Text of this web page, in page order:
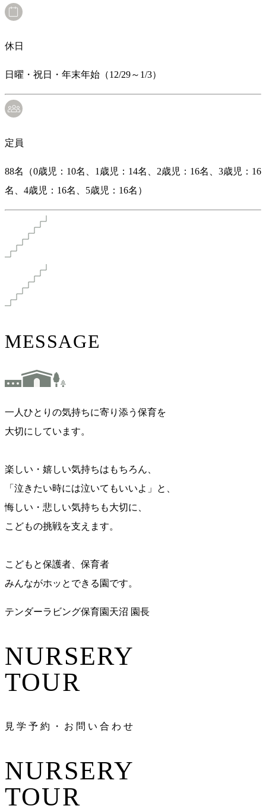
休日
日曜・祝日・年末年始（12/29～1/3）
定員
88名（0歳児：10名、1歳児：14名、2歳児：16名、3歳児：16
名、4歳児：16名、5歳児：16名）
MESSAGE
一人ひとりの気持ちに寄り添う保育を
大切にしています。
楽しい・嬉しい気持ちはもちろん、
「泣きたい時には泣いてもいいよ」と、
悔しい・悲しい気持ちも大切に、
こどもの挑戦を支えます。
こどもと保護者、保育者
みんながホッとできる園です。
テンダーラビング保育園天沼 園長
NURSERY
TOUR
見 学 予 約 ・ お 問 い 合 わ せ
NURSERY
TOUR